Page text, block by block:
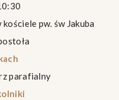
pw. św Jakuba
parafialny